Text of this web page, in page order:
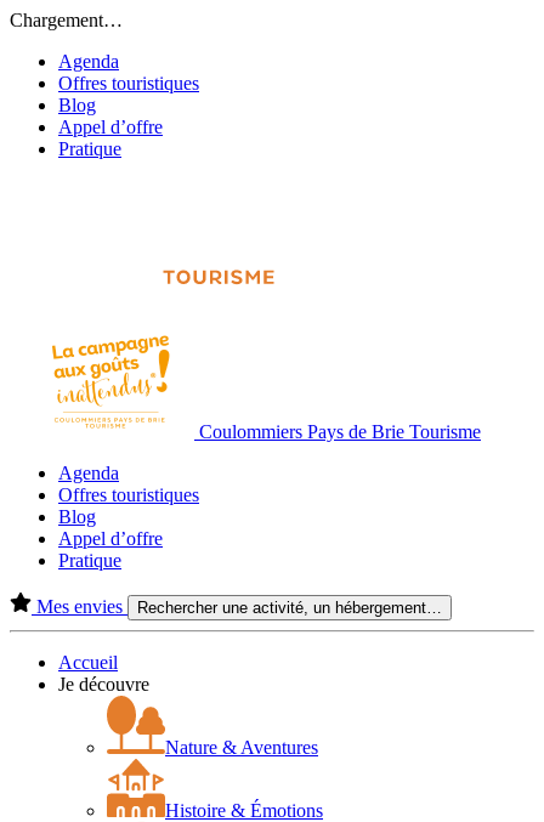
Chargement…
Agenda
Offres touristiques
Blog
Appel d’offre
Pratique
Coulommiers Pays de Brie Tourisme
Agenda
Offres touristiques
Blog
Appel d’offre
Pratique
Mes envies Rechercher une activité, un hébergement…
Accueil
Je découvre
Nature & Aventures
Histoire & Émotions